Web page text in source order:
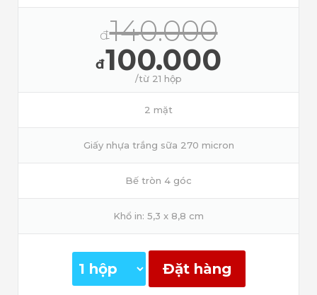
đ140.000
đ100.000
/từ 21 hộp
2 mặt
Giấy nhựa trắng sữa 270 micron
Bế tròn 4 góc
Khổ in: 5,3 x 8,8 cm
Đặt hàng